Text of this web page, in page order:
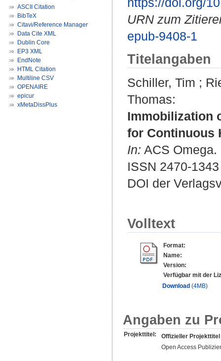
ASCII Citation
BibTeX
Citavi/Reference Manager
Data Cite XML
Dublin Core
EP3 XML
EndNote
HTML Citation
Multiline CSV
OPENAIRE
epicur
xMetaDissPlus
URN zum
epub-9408-1
Titelangaben
Schiller, Tim ;
Thomas:
Immobilization
for Continuous
In: ACS
ISSN 2470-1343
DOI der
Volltext
Format:
Name:
Version:
Verfügbar mit der
Download (4MB)
Angaben zu
Projekttitel:
Offizieller Projekttitel
Open Access